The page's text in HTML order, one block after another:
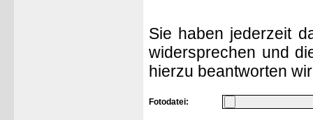
Sie haben jederzeit
widersprechen und
hierzu beantworten
Fotodatei: